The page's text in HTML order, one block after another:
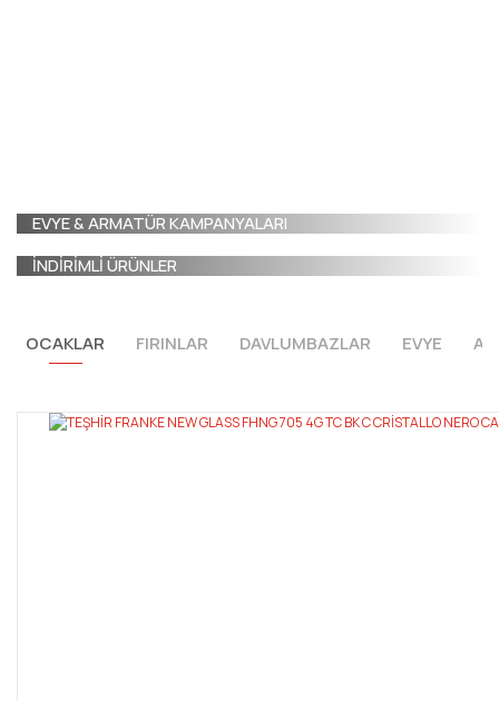
EVYE & ARMATÜR KAMPANYALARI
İNDİRİMLİ ÜRÜNLER
OCAKLAR FIRINLAR DAVLUMBAZLAR EVYE